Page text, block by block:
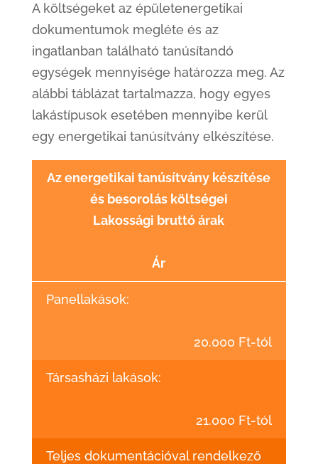
A költségeket az épületenergetikai
dokumentumok megléte és az
ingatlanban található tanúsítandó
egységek mennyisége határozza meg. Az
alábbi táblázat tartalmazza, hogy egyes
lakástípusok esetében mennyibe kerül
egy energetikai tanúsítvány elkészítése.
Az energetikai tanúsítvány készítése
és besorolás költségei
Lakossági bruttó árak
Ár
Panellakások:
20.000 Ft-tól
Társasházi lakások:
21.000 Ft-tól
Teljes dokumentációval rendelkező